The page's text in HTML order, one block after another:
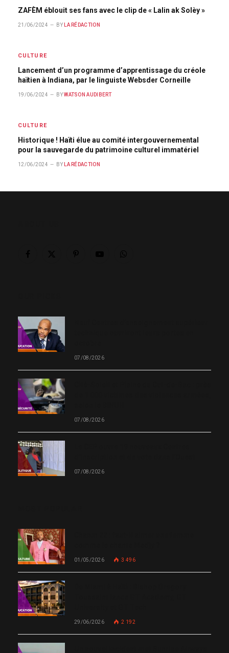
ZAFÈM éblouit ses fans avec le clip de « Lalin ak Solèy »
21/06/2024 BY LA RÉDACTION
CULTURE
Lancement d’un programme d’apprentissage du créole
haïtien à Indiana, par le linguiste Websder Corneille
19/06/2024 BY WATSON AUDIBERT
CULTURE
Historique ! Haïti élue au comité intergouvernemental
pour la sauvegarde du patrimoine culturel immatériel
12/06/2024 BY LA RÉDACTION
07/08/2026
07/08/2026
07/08/2026
01/05/2026 3 496
29/06/2026 2 192